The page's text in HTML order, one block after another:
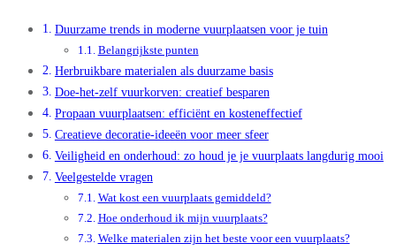
Duurzame trends in moderne vuurplaatsen voor je tuin
Belangrijkste punten
Herbruikbare materialen als duurzame basis
Doe-het-zelf vuurkorven: creatief besparen
Propaan vuurplaatsen: efficiënt en kosteneffectief
Creatieve decoratie-ideeën voor meer sfeer
Veiligheid en onderhoud: zo houd je je vuurplaats langdurig mooi
Veelgestelde vragen
Wat kost een vuurplaats gemiddeld?
Hoe onderhoud ik mijn vuurplaats?
Welke materialen zijn het beste voor een vuurplaats?